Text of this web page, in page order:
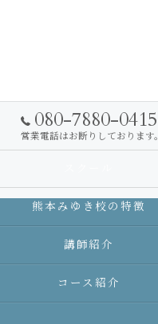
080-7880-0415
営業電話はお断りしております。
熊本みゆき校の特徴
講師紹介
コース紹介